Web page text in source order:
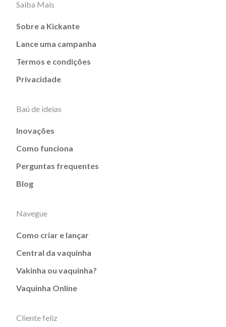
Saiba Mais
Sobre a Kickante
Lance uma campanha
Termos e condições
Privacidade
Baú de ideias
Inovações
Como funciona
Perguntas frequentes
Blog
Navegue
Como criar e lançar
Central da vaquinha
Vakinha ou vaquinha?
Vaquinha Online
Cliente feliz